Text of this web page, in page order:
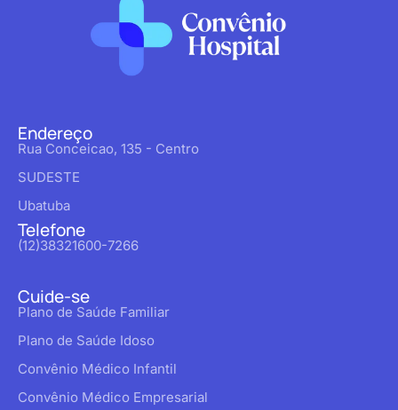
Endereço
Rua Conceicao, 135 - Centro
SUDESTE
Ubatuba
Telefone
(12)38321600-7266
Cuide-se
Plano de Saúde Familiar
Plano de Saúde Idoso
Convênio Médico Infantil
Convênio Médico Empresarial